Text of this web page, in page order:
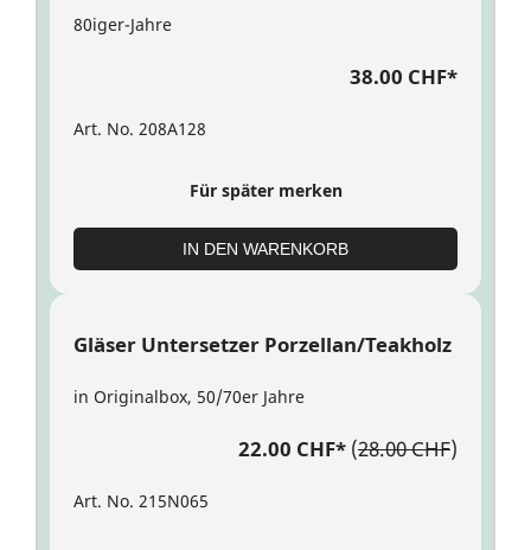
80iger-Jahre
38.00 CHF*
Art. No. 208A128
Für später merken
IN DEN WARENKORB
Gläser Untersetzer Porzellan/Teakholz
in Originalbox, 50/70er Jahre
22.00 CHF* (28.00 CHF)
Art. No. 215N065